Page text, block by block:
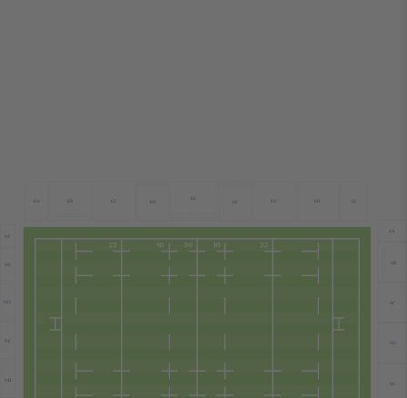
EG
EE
ED
EC
EB
EA
SA
SB
SC
SE
SD
NB
NE
NF
ND
NC